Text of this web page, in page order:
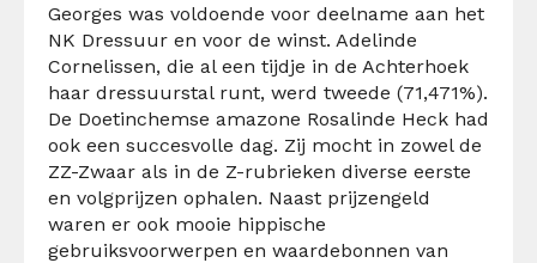
Georges was voldoende voor deelname aan het
NK Dressuur en voor de winst. Adelinde
Cornelissen, die al een tijdje in de Achterhoek
haar dressuurstal runt, werd tweede (71,471%).
De Doetinchemse amazone Rosalinde Heck had
ook een succesvolle dag. Zij mocht in zowel de
ZZ-Zwaar als in de Z-rubrieken diverse eerste
en volgprijzen ophalen. Naast prijzengeld
waren er ook mooie hippische
gebruiksvoorwerpen en waardebonnen van